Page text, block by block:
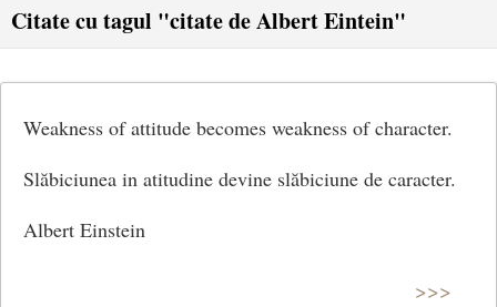
Citate cu tagul "citate de Albert Eintein"
Weakness of attitude becomes weakness of character.
Slăbiciunea in atitudine devine slăbiciune de caracter.
Albert Einstein
>>>